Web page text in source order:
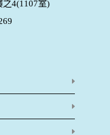
定，本網站絕不會將您
目的以外之其他用途。
關產品、服務、活動或
料，本網站也可以從商
別、行業等相關資料，
後，我們即取得您的資
話、住址、身份證字
站即取得您的資料。
4(1107室)